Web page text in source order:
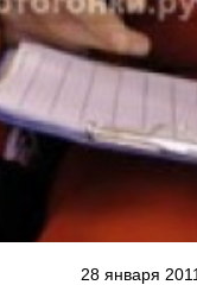
28 января